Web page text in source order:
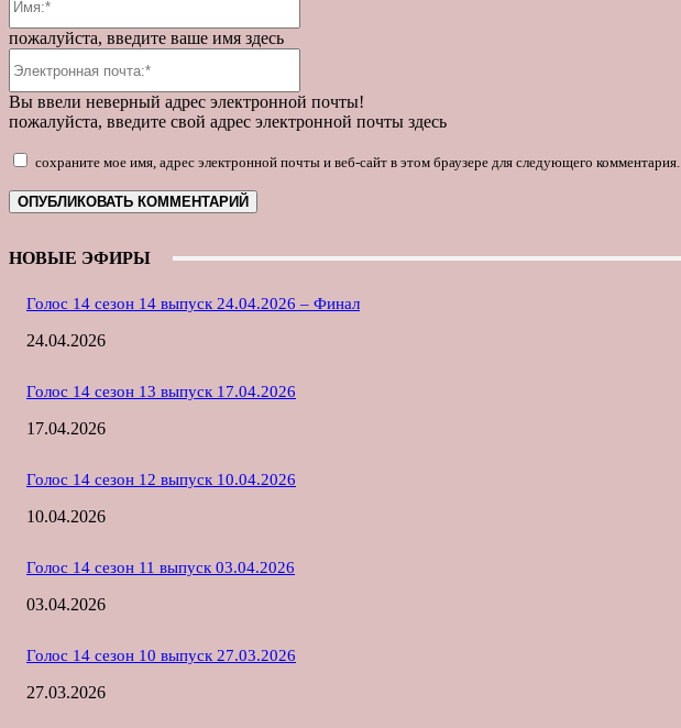
пожалуйста, введите ваше имя здесь
Вы ввели неверный адрес электронной почты!
пожалуйста, введите свой адрес электронной почты здесь
сохраните мое имя, адрес электронной почты и веб-сайт в этом браузере для следующего комментария.
НОВЫЕ ЭФИРЫ
Голос 14 сезон 14 выпуск 24.04.2026 – Финал
24.04.2026
Голос 14 сезон 13 выпуск 17.04.2026
17.04.2026
Голос 14 сезон 12 выпуск 10.04.2026
10.04.2026
Голос 14 сезон 11 выпуск 03.04.2026
03.04.2026
Голос 14 сезон 10 выпуск 27.03.2026
27.03.2026